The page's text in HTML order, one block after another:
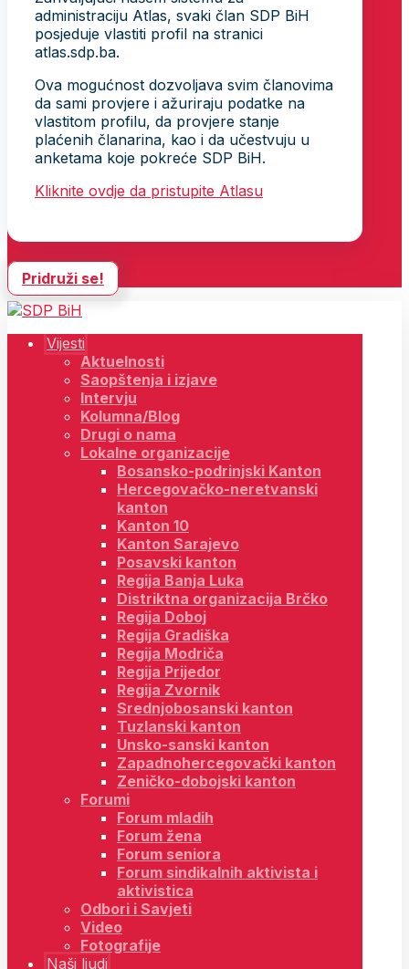
administraciju Atlas, svaki član SDP BiH
posjeduje vlastiti profil na stranici
atlas.sdp.ba.
Ova mogućnost dozvoljava svim članovima
da sami provjere i ažuriraju podatke na
vlastitom profilu, da provjere stanje
plaćenih članarina, kao i da učestvuju u
anketama koje pokreće SDP BiH.
Kliknite ovdje da pristupite Atlasu
Pridruži se!
Vijesti
Aktuelnosti
Saopštenja i izjave
Intervju
Kolumna/Blog
Drugi o nama
Lokalne organizacije
Bosansko-podrinjski Kanton
Hercegovačko-neretvanski
kanton
Kanton 10
Kanton Sarajevo
Posavski kanton
Regija Banja Luka
Distriktna organizacija Brčko
Regija Doboj
Regija Gradiška
Regija Modriča
Regija Prijedor
Regija Zvornik
Srednjobosanski kanton
Tuzlanski kanton
Unsko-sanski kanton
Zapadnohercegovački kanton
Zeničko-dobojski kanton
Forumi
Forum mladih
Forum žena
Forum seniora
Forum sindikalnih aktivista i
aktivistica
Odbori i Savjeti
Video
Fotografije
Naši ljudi